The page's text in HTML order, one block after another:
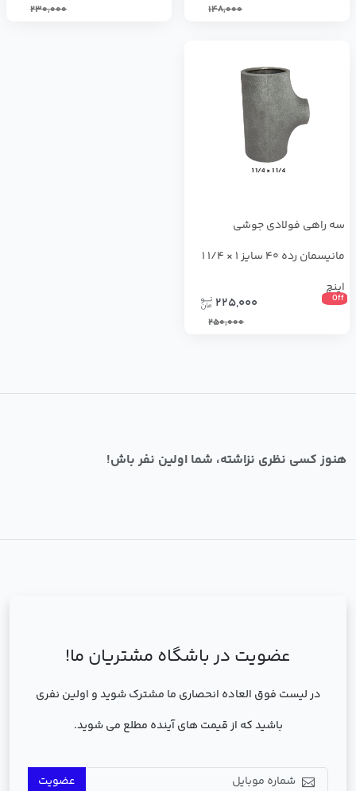
148,000
230,000
سه راهی فولادی جوشی
مانیسمان رده 40 سایز 1 × 1/4 1
اینچ
Off
225,000
250,000
هنوز کسی نظری نزاشته، شما اولین نفر باش!
عضویت در باشگاه مشتریان ما!
در لیست فوق العاده انحصاری ما مشترک شوید و اولین نفری
باشید که از قیمت های آینده مطلع می شوید.
عضویت